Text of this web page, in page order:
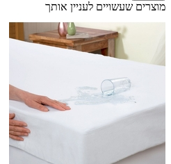
מוצרים שעשויים לעניין אותך